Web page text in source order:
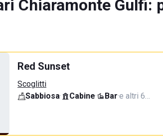
Chiaramonte Gulfi:
Red Sunset
Scoglitti
Sabbiosa· Cabine· Bar·e altri 6…